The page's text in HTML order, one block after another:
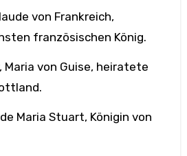
von Frankreich,
französischen König.
Maria von Guise, heiratete
Maria Stuart, Königin von